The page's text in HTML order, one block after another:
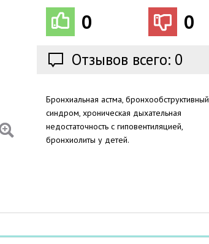
0 0
Отзывов всего: 0
Бронхиальная астма, бронхообструктивный
синдром, хроническая дыхательная
недостаточность с гиповентиляцией,
бронхиолиты у детей.